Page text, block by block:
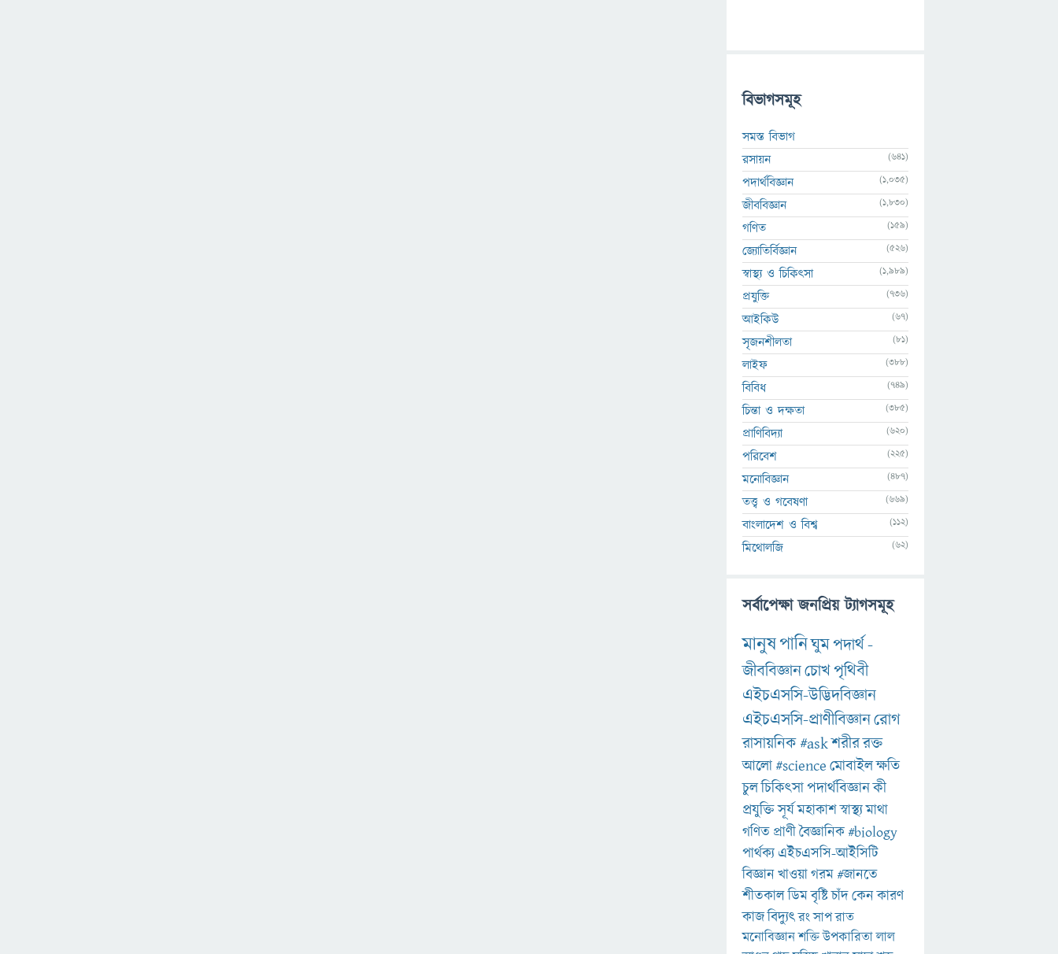
বিভাগসমূহ
সমস্ত বিভাগ
রসায়ন
(641)
পদার্থবিজ্ঞান (1,035)
জীববিজ্ঞান (1,830)
গণিত (159)
জ্যোতির্বিজ্ঞান (526)
স্বাস্থ্য ও চিকিৎসা (1,989)
প্রযুক্তি (736)
আইকিউ (67)
সৃজনশীলতা (81)
লাইফ (388)
বিবিধ (749)
চিন্তা ও দক্ষতা (385)
প্রাণিবিদ্যা (620)
পরিবেশ (225)
মনোবিজ্ঞান (487)
তত্ত্ব ও গবেষণা (669)
বাংলাদেশ ও বিশ্ব (112)
মিথোলজি (62)
সর্বাপেক্ষা জনপ্রিয় ট্যাগসমূহ
মানুষপানিঘুমপদার্থ-
জীববিজ্ঞানচোখপৃথিবী
এইচএসসি-উদ্ভিদবিজ্ঞান
এইচএসসি-প্রাণীবিজ্ঞানরোগ
রাসায়নিক#askশরীররক্ত
আলো#scienceমোবাইলক্ষতি
চুলচিকিৎসাপদার্থবিজ্ঞানকী
প্রযুক্তিসূর্যমহাকাশস্বাস্থ্যমাথা
গণিত প্রাণীবৈজ্ঞানিক#biology
পার্থক্য এইচএসসি-আইসিটি
বিজ্ঞানখাওয়াগরম#জানতে
শীতকালডিমবৃষ্টিচাঁদকেনকারণ
কাজবিদ্যুৎরংসাপরাত
মনোবিজ্ঞানশক্তিউপকারিতালাল